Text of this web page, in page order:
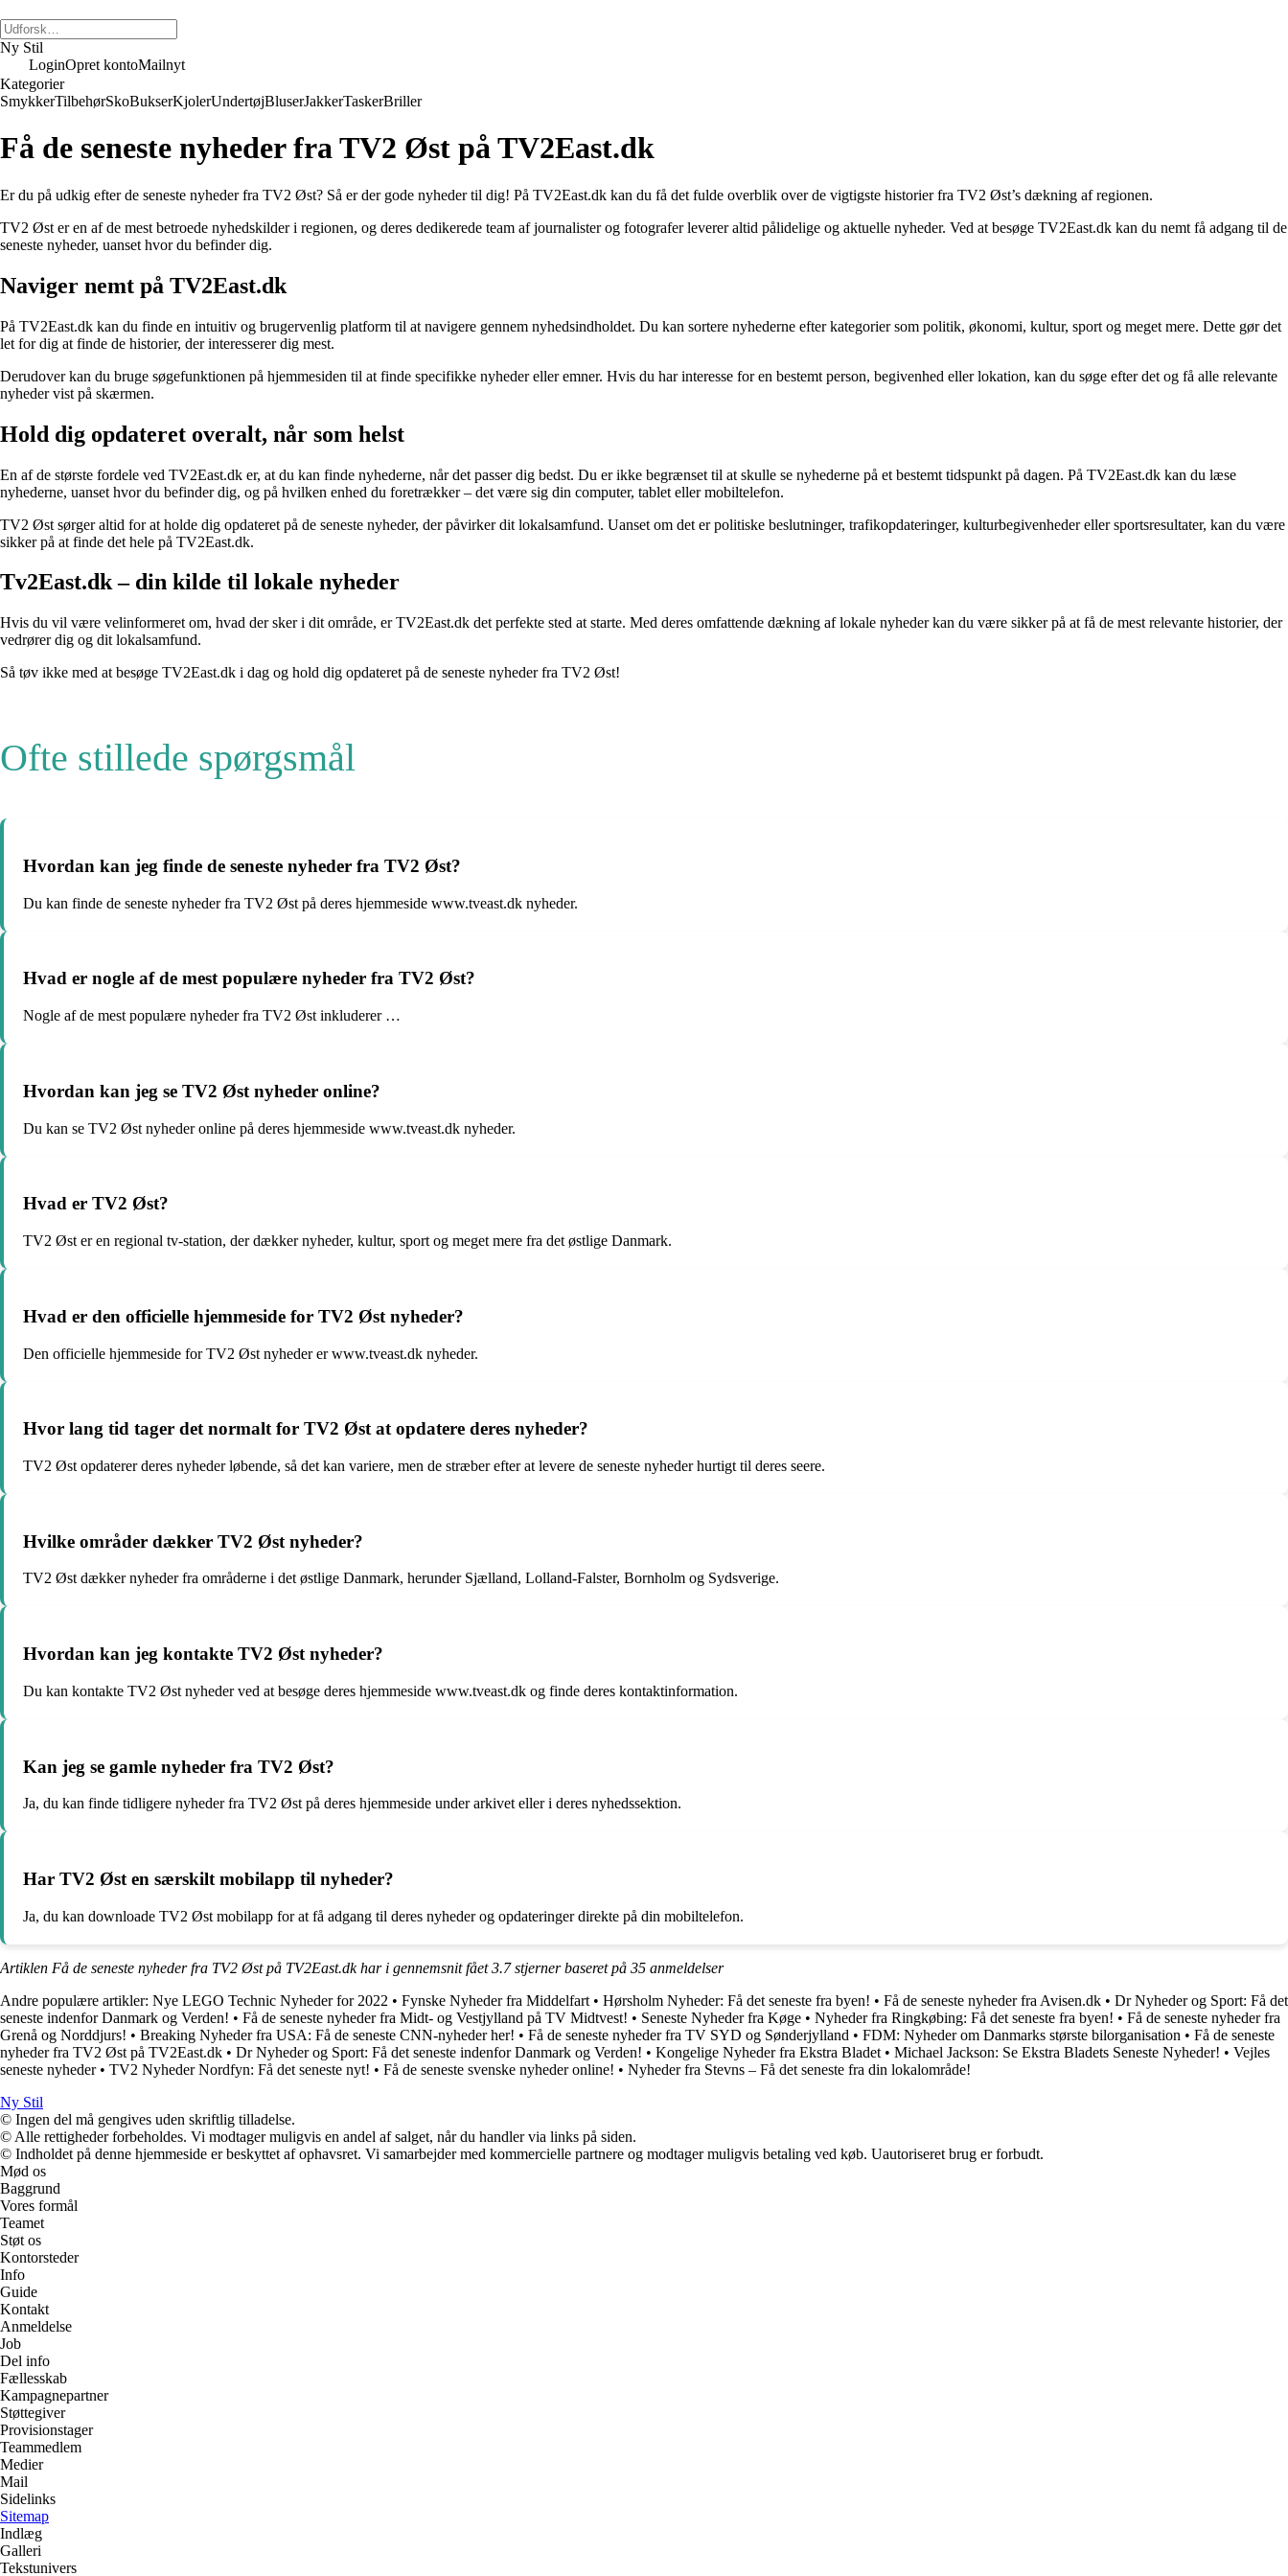
Ny Stil
LoginOpret kontoMailnyt
Kategorier
SmykkerTilbehørSkoBukserKjolerUndertøjBluserJakkerTaskerBriller
Få de seneste nyheder fra TV2 Øst på TV2East.dk
Er du på udkig efter de seneste nyheder fra TV2 Øst? Så er der gode nyheder til dig! På TV2East.dk kan du få det fulde overblik over de vigtigste historier fra TV2 Øst’s dækning af regionen.
TV2 Øst er en af de mest betroede nyhedskilder i regionen, og deres dedikerede team af journalister og fotografer leverer altid pålidelige og aktuelle nyheder. Ved at besøge TV2East.dk kan du nemt få adgang til de
seneste nyheder, uanset hvor du befinder dig.
Naviger nemt på TV2East.dk
På TV2East.dk kan du finde en intuitiv og brugervenlig platform til at navigere gennem nyhedsindholdet. Du kan sortere nyhederne efter kategorier som politik, økonomi, kultur, sport og meget mere. Dette gør det
let for dig at finde de historier, der interesserer dig mest.
Derudover kan du bruge søgefunktionen på hjemmesiden til at finde specifikke nyheder eller emner. Hvis du har interesse for en bestemt person, begivenhed eller lokation, kan du søge efter det og få alle relevante
nyheder vist på skærmen.
Hold dig opdateret overalt, når som helst
En af de største fordele ved TV2East.dk er, at du kan finde nyhederne, når det passer dig bedst. Du er ikke begrænset til at skulle se nyhederne på et bestemt tidspunkt på dagen. På TV2East.dk kan du læse
nyhederne, uanset hvor du befinder dig, og på hvilken enhed du foretrækker – det være sig din computer, tablet eller mobiltelefon.
TV2 Øst sørger altid for at holde dig opdateret på de seneste nyheder, der påvirker dit lokalsamfund. Uanset om det er politiske beslutninger, trafikopdateringer, kulturbegivenheder eller sportsresultater, kan du være
sikker på at finde det hele på TV2East.dk.
Tv2East.dk – din kilde til lokale nyheder
Hvis du vil være velinformeret om, hvad der sker i dit område, er TV2East.dk det perfekte sted at starte. Med deres omfattende dækning af lokale nyheder kan du være sikker på at få de mest relevante historier, der
vedrører dig og dit lokalsamfund.
Så tøv ikke med at besøge TV2East.dk i dag og hold dig opdateret på de seneste nyheder fra TV2 Øst!
Ofte stillede spørgsmål
Hvordan kan jeg finde de seneste nyheder fra TV2 Øst?
Du kan finde de seneste nyheder fra TV2 Øst på deres hjemmeside www.tveast.dk nyheder.
Hvad er nogle af de mest populære nyheder fra TV2 Øst?
Nogle af de mest populære nyheder fra TV2 Øst inkluderer …
Hvordan kan jeg se TV2 Øst nyheder online?
Du kan se TV2 Øst nyheder online på deres hjemmeside www.tveast.dk nyheder.
Hvad er TV2 Øst?
TV2 Øst er en regional tv-station, der dækker nyheder, kultur, sport og meget mere fra det østlige Danmark.
Hvad er den officielle hjemmeside for TV2 Øst nyheder?
Den officielle hjemmeside for TV2 Øst nyheder er www.tveast.dk nyheder.
Hvor lang tid tager det normalt for TV2 Øst at opdatere deres nyheder?
TV2 Øst opdaterer deres nyheder løbende, så det kan variere, men de stræber efter at levere de seneste nyheder hurtigt til deres seere.
Hvilke områder dækker TV2 Øst nyheder?
TV2 Øst dækker nyheder fra områderne i det østlige Danmark, herunder Sjælland, Lolland-Falster, Bornholm og Sydsverige.
Hvordan kan jeg kontakte TV2 Øst nyheder?
Du kan kontakte TV2 Øst nyheder ved at besøge deres hjemmeside www.tveast.dk og finde deres kontaktinformation.
Kan jeg se gamle nyheder fra TV2 Øst?
Ja, du kan finde tidligere nyheder fra TV2 Øst på deres hjemmeside under arkivet eller i deres nyhedssektion.
Har TV2 Øst en særskilt mobilapp til nyheder?
Ja, du kan downloade TV2 Øst mobilapp for at få adgang til deres nyheder og opdateringer direkte på din mobiltelefon.
Artiklen Få de seneste nyheder fra TV2 Øst på TV2East.dk har i gennemsnit fået3.7stjerner baseret på 35 anmeldelser
Andre populære artikler: Nye LEGO Technic Nyheder for 2022 • Fynske Nyheder fra Middelfart • Hørsholm Nyheder: Få det seneste fra byen! • Få de seneste nyheder fra Avisen.dk • Dr Nyheder og Sport: Få det
seneste indenfor Danmark og Verden! • Få de seneste nyheder fra Midt- og Vestjylland på TV Midtvest! • Seneste Nyheder fra Køge • Nyheder fra Ringkøbing: Få det seneste fra byen! • Få de seneste nyheder fra
Grenå og Norddjurs! • Breaking Nyheder fra USA: Få de seneste CNN-nyheder her! • Få de seneste nyheder fra TV SYD og Sønderjylland • FDM: Nyheder om Danmarks største bilorganisation • Få de seneste
nyheder fra TV2 Øst på TV2East.dk • Dr Nyheder og Sport: Få det seneste indenfor Danmark og Verden! • Kongelige Nyheder fra Ekstra Bladet • Michael Jackson: Se Ekstra Bladets Seneste Nyheder! • Vejles
seneste nyheder• TV2 Nyheder Nordfyn: Få det seneste nyt! • Få de seneste svenske nyheder online! • Nyheder fra Stevns – Få det seneste fra din lokalområde!
Ny Stil
© Ingen del må gengives uden skriftlig tilladelse.
© Alle rettigheder forbeholdes. Vi modtager muligvis en andel af salget, når du handler via links på siden.
© Indholdet på denne hjemmeside er beskyttet af ophavsret. Vi samarbejder med kommercielle partnere og modtager muligvis betaling ved køb. Uautoriseret brug er forbudt.
Mød os
Baggrund
Vores formål
Teamet
Støt os
Kontorsteder
Info
Guide
Kontakt
Anmeldelse
Job
Del info
Fællesskab
Kampagnepartner
Støttegiver
Provisionstager
Teammedlem
Medier
Mail
Sidelinks
Sitemap
Indlæg
Galleri
Tekstunivers